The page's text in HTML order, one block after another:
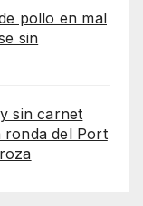
pollo en mal
sin
sin carnet
del Port